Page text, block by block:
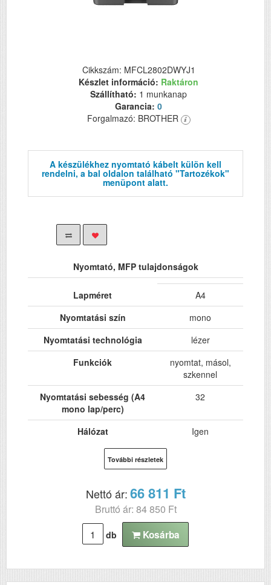
Cikkszám: MFCL2802DWYJ1
Készlet információ: Raktáron
Szállítható: 1 munkanap
Garancia: 0
Forgalmazó: BROTHER
A készülékhez nyomtató kábelt külön kell
rendelni, a bal oldalon található "Tartozékok"
menüpont alatt.
Nyomtató, MFP tulajdonságok
Lapméret
A4
Nyomtatási szín
mono
Nyomtatási technológia
lézer
Funkciók
nyomtat, másol,
szkennel
Nyomtatási sebesség (A4
mono lap/perc)
32
Hálózat
Igen
Kétoldalas, duplex
nyomtatás
ADF (automatikus
lapolvasó)
DADF (automatikus
kétoldalas lapolvasás)
Nem
További részletek
Nettó ár:66 811 Ft
Bruttó ár: 84 850 Ft
db Kosárba